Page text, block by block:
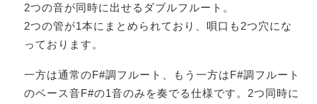
2つの音が同時に出せるダブルフルート。
2つの管が1本にまとめられており、唄口も2つ穴にな
っております。
一方は通常のF#調フルート、もう一方はF#調フルート
のベース音F#の1音のみを奏でる仕様です。2つ同時に